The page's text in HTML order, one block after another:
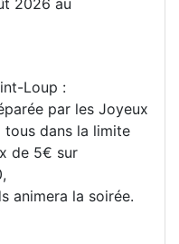
2026 au
Loup :
par les Joyeux
tous dans la limite
de 5€ sur
animera la soirée.